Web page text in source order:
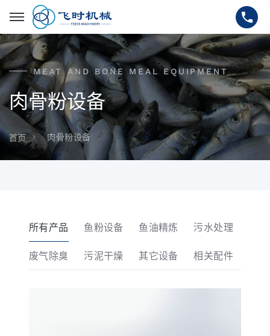
MEAT AND BONE MEAL EQUIPMENT
肉骨粉设备
首页 肉骨粉设备
所有产品 鱼粉设备 鱼油精炼 污水处理
废气除臭 污泥干燥 其它设备 相关配件